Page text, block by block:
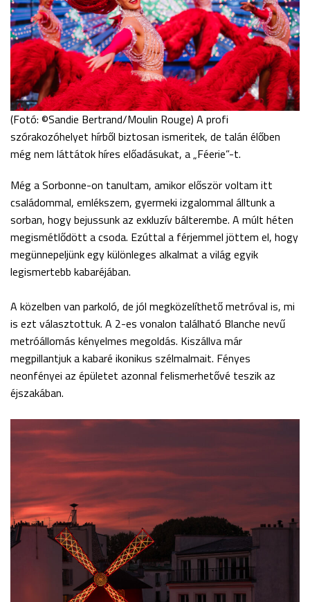
(Fotó: ©Sandie Bertrand/Moulin Rouge) A profi
szórakozóhelyet hírből biztosan ismeritek, de talán élőben
még nem láttátok híres előadásukat, a „Féerie”-t.
Még a Sorbonne-on tanultam, amikor először voltam itt
családommal, emlékszem, gyermeki izgalommal álltunk a
sorban, hogy bejussunk az exkluzív bálterembe. A múlt héten
megismétlődött a csoda. Ezúttal a férjemmel jöttem el, hogy
megünnepeljünk egy különleges alkalmat a világ egyik
legismertebb kabaréjában.
A közelben van parkoló, de jól megközelíthető metróval is, mi
is ezt választottuk. A 2-es vonalon található Blanche nevű
metróállomás kényelmes megoldás. Kiszállva már
megpillantjuk a kabaré ikonikus szélmalmait. Fényes
neonfényei az épületet azonnal felismerhetővé teszik az
éjszakában.